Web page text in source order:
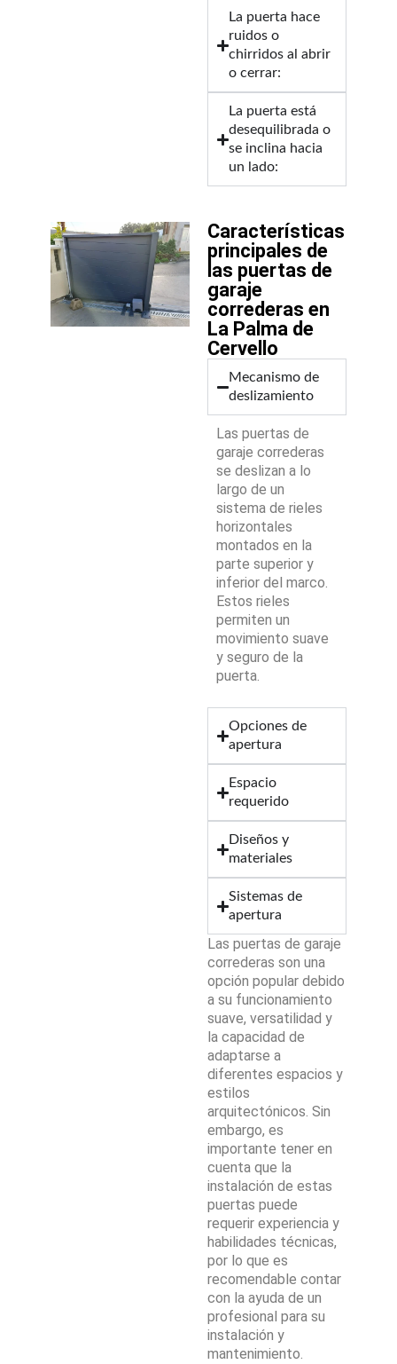
La puerta hace
ruidos o
chirridos al abrir
o cerrar:
La puerta está
desequilibrada o
se inclina hacia
un lado:
Características
principales de
las puertas de
garaje
correderas en
La Palma de
Cervello
Mecanismo de
deslizamiento
Las puertas de
garaje correderas
se deslizan a lo
largo de un
sistema de rieles
horizontales
montados en la
parte superior y
inferior del marco.
Estos rieles
permiten un
movimiento suave
y seguro de la
puerta.
Opciones de
apertura
Espacio
requerido
Diseños y
materiales
Sistemas de
apertura
Las puertas de garaje
correderas son una
opción popular debido
a su funcionamiento
suave, versatilidad y
la capacidad de
adaptarse a
diferentes espacios y
estilos
arquitectónicos. Sin
embargo, es
importante tener en
cuenta que la
instalación de estas
puertas puede
requerir experiencia y
habilidades técnicas,
por lo que es
recomendable contar
con la ayuda de un
profesional para su
instalación y
mantenimiento.